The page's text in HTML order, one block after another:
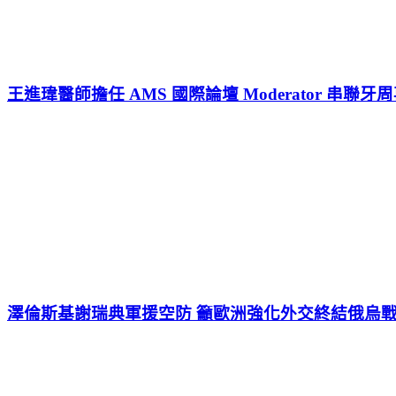
王進瑋醫師擔任 AMS 國際論壇 Moderator 串聯牙
澤倫斯基謝瑞典軍援空防 籲歐洲強化外交終結俄烏